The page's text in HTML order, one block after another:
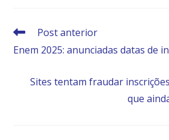
Post anterior
Enem 2025: anunciadas datas de
Sites tentam fraudar
que